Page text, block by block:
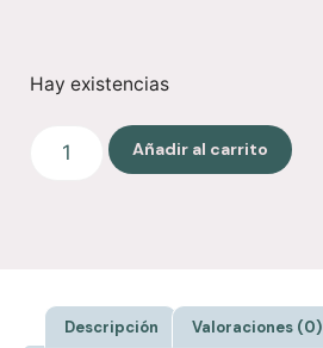
Hay existencias
Añadir al carrito
Descripción Valoraciones (0)